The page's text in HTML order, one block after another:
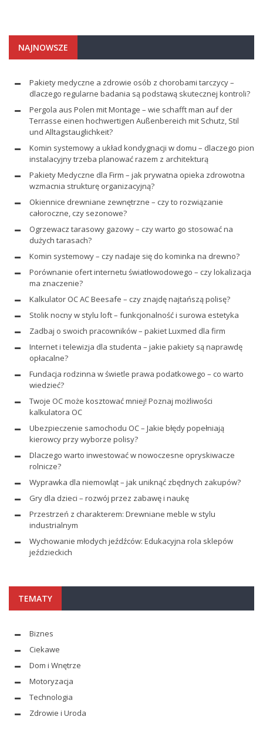
NAJNOWSZE
Pakiety medyczne a zdrowie osób z chorobami tarczycy –
dlaczego regularne badania są podstawą skutecznej kontroli?
Pergola aus Polen mit Montage – wie schafft man auf der
Terrasse einen hochwertigen Außenbereich mit Schutz, Stil
und Alltagstauglichkeit?
Komin systemowy a układ kondygnacji w domu – dlaczego pion
instalacyjny trzeba planować razem z architekturą
Pakiety Medyczne dla Firm – jak prywatna opieka zdrowotna
wzmacnia strukturę organizacyjną?
Okiennice drewniane zewnętrzne – czy to rozwiązanie
całoroczne, czy sezonowe?
Ogrzewacz tarasowy gazowy – czy warto go stosować na
dużych tarasach?
Komin systemowy – czy nadaje się do kominka na drewno?
Porównanie ofert internetu światłowodowego – czy lokalizacja
ma znaczenie?
Kalkulator OC AC Beesafe – czy znajdę najtańszą polisę?
Stolik nocny w stylu loft – funkcjonalność i surowa estetyka
Zadbaj o swoich pracowników – pakiet Luxmed dla firm
Internet i telewizja dla studenta – jakie pakiety są naprawdę
opłacalne?
Fundacja rodzinna w świetle prawa podatkowego – co warto
wiedzieć?
Twoje OC może kosztować mniej! Poznaj możliwości
kalkulatora OC
Ubezpieczenie samochodu OC – Jakie błędy popełniają
kierowcy przy wyborze polisy?
Dlaczego warto inwestować w nowoczesne opryskiwacze
rolnicze?
Wyprawka dla niemowląt – jak uniknąć zbędnych zakupów?
Gry dla dzieci – rozwój przez zabawę i naukę
Przestrzeń z charakterem: Drewniane meble w stylu
industrialnym
Wychowanie młodych jeźdźców: Edukacyjna rola sklepów
jeździeckich
TEMATY
Biznes
Ciekawe
Dom i Wnętrze
Motoryzacja
Technologia
Zdrowie i Uroda